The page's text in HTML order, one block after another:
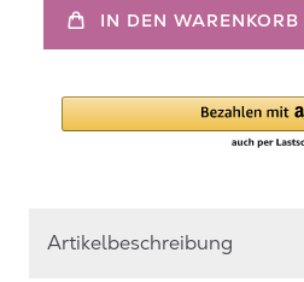
IN DEN WARENKORB
Artikelbeschreibung